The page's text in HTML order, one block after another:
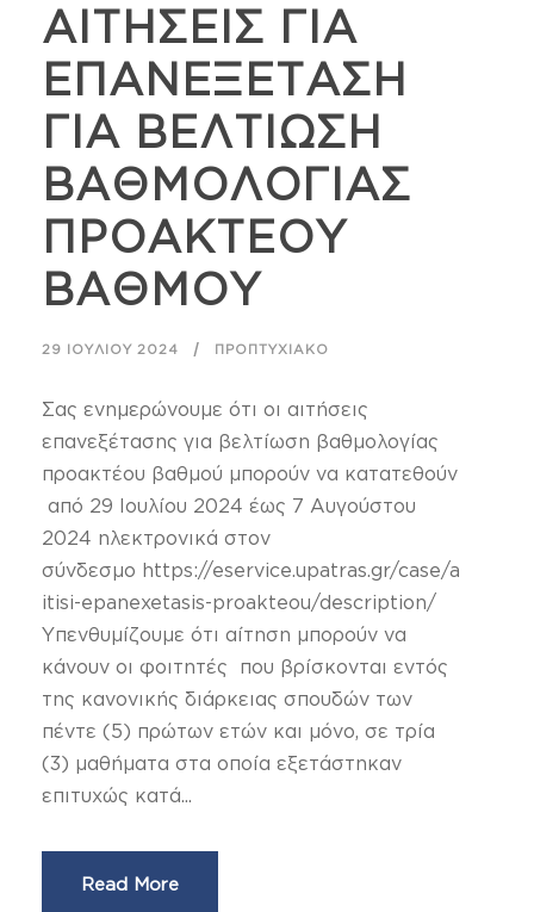
ΑΙΤΗΣΕΙΣ ΓΙΑ
ΕΠΑΝΕΞΕΤΑΣΗ
ΓΙΑ ΒΕΛΤΙΩΣΗ
ΒΑΘΜΟΛΟΓΙΑΣ
ΠΡΟΑΚΤΕΟΥ
ΒΑΘΜΟΥ
29 ΙΟΥΛΊΟΥ 2024 ΠΡΟΠΤΥΧΙΑΚΌ
Σας ενημερώνουμε ότι οι αιτήσεις
επανεξέτασης για βελτίωση βαθμολογίας
προακτέου βαθμού μπορούν να κατατεθούν
από 29 Ιουλίου 2024 έως 7 Αυγούστου
2024 ηλεκτρονικά στον
σύνδεσμο https://eservice.upatras.gr/case/a
itisi-epanexetasis-proakteou/description/
Υπενθυμίζουμε ότι αίτηση μπορούν να
κάνουν οι φοιτητές που βρίσκονται εντός
της κανονικής διάρκειας σπουδών των
πέντε (5) πρώτων ετών και μόνο, σε τρία
(3) μαθήματα στα οποία εξετάστηκαν
επιτυχώς κατά...
Read More